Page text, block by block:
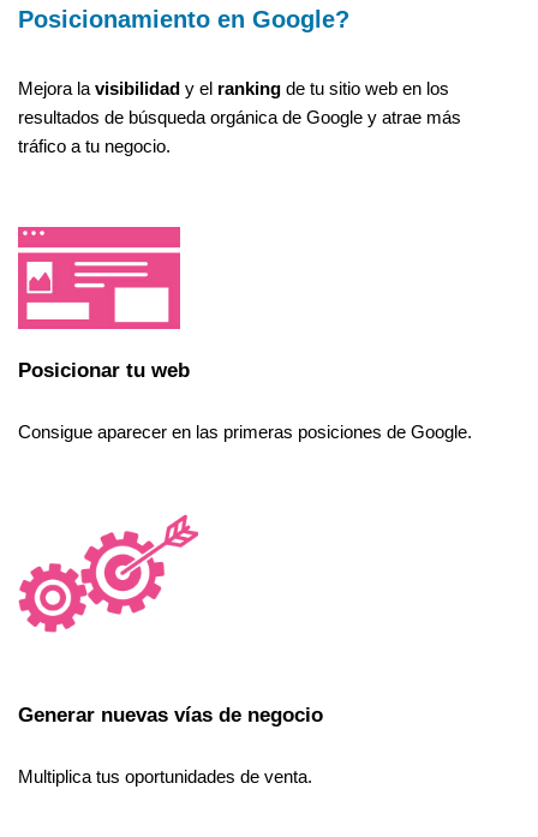
Posicionamiento en Google?
Mejora la visibilidad y el ranking de tu sitio web en los
resultados de búsqueda orgánica de Google y atrae más
tráfico a tu negocio.
Posicionar tu web
Consigue aparecer en las primeras posiciones de Google.
Generar nuevas vías de negocio
Multiplica tus oportunidades de venta.